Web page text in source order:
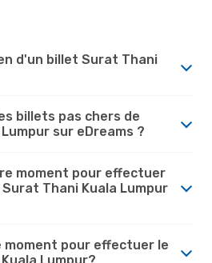
d'un billet Surat Thani
billets pas chers de
sur eDreams ?
moment pour effectuer
Thani Kuala Lumpur
moment pour effectuer le